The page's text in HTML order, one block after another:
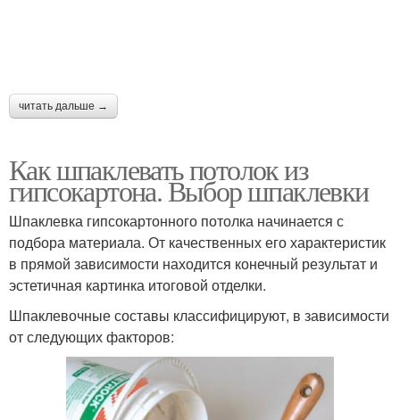
читать дальше →
Как шпаклевать потолок из
гипсокартона. Выбор шпаклевки
Шпаклевка гипсокартонного потолка начинается с
подбора материала. От качественных его характеристик
в прямой зависимости находится конечный результат и
эстетичная картинка итоговой отделки.
Шпаклевочные составы классифицируют, в зависимости
от следующих факторов: